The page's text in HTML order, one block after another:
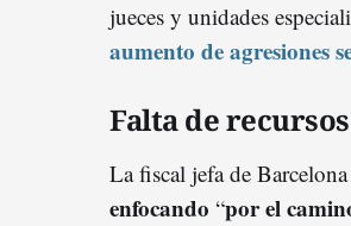
jueces y unidades
aumento de agresiones
Falta de recursos
La fiscal jefa de
enfocando “por el